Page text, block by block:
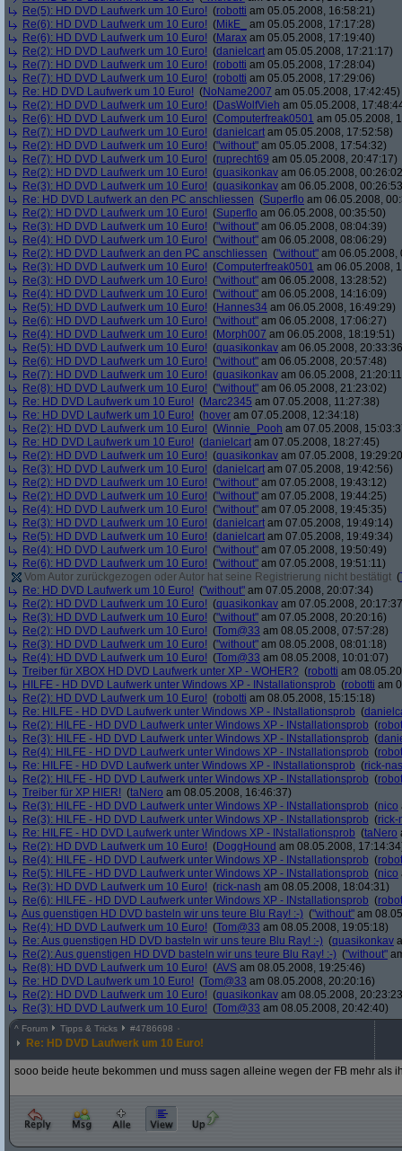
Re(5): HD DVD Laufwerk um 10 Euro! (robotti am 05.05.2008, 16:58:21)
Re(6): HD DVD Laufwerk um 10 Euro! (MikE_
am 05.05.2008, 17:17:28)
Re(6): HD DVD Laufwerk um 10 Euro! (Marax am 05.05.2008, 17:19:40)
Re(2): HD DVD Laufwerk um 10 Euro! (danielcart am 05.05.2008, 17:21:17)
Re(7): HD DVD Laufwerk um 10 Euro! (robotti am 05.05.2008, 17:28:04)
Re(7): HD DVD Laufwerk um 10 Euro! (robotti am 05.05.2008, 17:29:06)
Re: HD DVD Laufwerk um 10 Euro! (NoName2007 am 05.05.2008, 17:42:45)
Re(2): HD DVD Laufwerk um 10 Euro! (DasWolfVieh am 05.05.2008,
Re(6): HD DVD Laufwerk um 10 Euro! (Computerfreak0501 am 05.05.2008,
Re(7): HD DVD Laufwerk um 10 Euro! (danielcart am 05.05.2008, 17:52:58)
Re(2): HD DVD Laufwerk um 10 Euro! ("without" am 05.05.2008, 17:54:32)
Re(7): HD DVD Laufwerk um 10 Euro! (ruprecht69 am 05.05.2008, 20:47:17)
Re(2): HD DVD Laufwerk um 10 Euro! (quasikonkav am 06.05.2008,
Re(3): HD DVD Laufwerk um 10 Euro! (quasikonkav am 06.05.2008,
Re: HD DVD Laufwerk an den PC anschliessen (Superflo am 06.05.2008,
Re(2): HD DVD Laufwerk um 10 Euro! (Superflo am 06.05.2008, 00:35:50)
Re(3): HD DVD Laufwerk um 10 Euro! ("without" am 06.05.2008, 08:04:39)
Re(4): HD DVD Laufwerk um 10 Euro! ("without" am 06.05.2008, 08:06:29)
Re(2): HD DVD Laufwerk an den PC anschliessen ("without" am 06.05.2008,
Re(3): HD DVD Laufwerk um 10 Euro! (Computerfreak0501 am 06.05.2008,
Re(3): HD DVD Laufwerk um 10 Euro! ("without" am 06.05.2008, 13:28:52)
Re(4): HD DVD Laufwerk um 10 Euro! ("without" am 06.05.2008, 14:16:09)
Re(5): HD DVD Laufwerk um 10 Euro! (Hannes34 am 06.05.2008, 16:49:29)
Re(6): HD DVD Laufwerk um 10 Euro! ("without" am 06.05.2008, 17:06:27)
Re(4): HD DVD Laufwerk um 10 Euro! (Morph007 am 06.05.2008, 18:19:51)
Re(5): HD DVD Laufwerk um 10 Euro! (quasikonkav am 06.05.2008,
Re(6): HD DVD Laufwerk um 10 Euro! ("without" am 06.05.2008, 20:57:48)
Re(7): HD DVD Laufwerk um 10 Euro! (quasikonkav am 06.05.2008,
Re(8): HD DVD Laufwerk um 10 Euro! ("without" am 06.05.2008, 21:23:02)
Re: HD DVD Laufwerk um 10 Euro! (Marc2345 am 07.05.2008, 11:27:38)
Re: HD DVD Laufwerk um 10 Euro! (hover am 07.05.2008, 12:34:18)
Re(2): HD DVD Laufwerk um 10 Euro! (Winnie_Pooh am 07.05.2008,
Re: HD DVD Laufwerk um 10 Euro! (danielcart am 07.05.2008, 18:27:45)
Re(2): HD DVD Laufwerk um 10 Euro! (quasikonkav am 07.05.2008,
Re(3): HD DVD Laufwerk um 10 Euro! (danielcart am 07.05.2008, 19:42:56)
Re(2): HD DVD Laufwerk um 10 Euro! ("without" am 07.05.2008, 19:43:12)
Re(2): HD DVD Laufwerk um 10 Euro! ("without" am 07.05.2008, 19:44:25)
Re(4): HD DVD Laufwerk um 10 Euro! ("without" am 07.05.2008, 19:45:35)
Re(3): HD DVD Laufwerk um 10 Euro! (danielcart am 07.05.2008, 19:49:14)
Re(5): HD DVD Laufwerk um 10 Euro! (danielcart am 07.05.2008, 19:49:34)
Re(4): HD DVD Laufwerk um 10 Euro! ("without" am 07.05.2008, 19:50:49)
Re(6): HD DVD Laufwerk um 10 Euro! ("without" am 07.05.2008, 19:51:11)
Vom Autor zurückgezogen oder Autor hat seine Registrierung nicht bestätigt (
Re: HD DVD Laufwerk um 10 Euro! ("without" am 07.05.2008, 20:07:34)
Re(2): HD DVD Laufwerk um 10 Euro! (quasikonkav am 07.05.2008,
Re(3): HD DVD Laufwerk um 10 Euro! ("without" am 07.05.2008, 20:20:16)
Re(2): HD DVD Laufwerk um 10 Euro! (Tom@33 am 08.05.2008, 07:57:28)
Re(3): HD DVD Laufwerk um 10 Euro! ("without" am 08.05.2008, 08:01:18)
Re(4): HD DVD Laufwerk um 10 Euro! (Tom@33 am 08.05.2008, 10:01:07)
Treiber für XBOX HD DVD Laufwerk unter XP - WOHER? (robotti am
HILFE - HD DVD Laufwerk unter Windows XP - INstallationsprob (robotti am
Re(2): HD DVD Laufwerk um 10 Euro! (robotti am 08.05.2008, 15:15:18)
Re: HILFE - HD DVD Laufwerk unter Windows XP - INstallationsprob (
Re(2): HILFE - HD DVD Laufwerk unter Windows XP - INstallationsprob (
Re(3): HILFE - HD DVD Laufwerk unter Windows XP - INstallationsprob (
Re(4): HILFE - HD DVD Laufwerk unter Windows XP - INstallationsprob (
Re: HILFE - HD DVD Laufwerk unter Windows XP - INstallationsprob (rick-
Re(2): HILFE - HD DVD Laufwerk unter Windows XP - INstallationsprob (
Treiber für XP HIER! (taNero am 08.05.2008, 16:46:37)
Re(3): HILFE - HD DVD Laufwerk unter Windows XP - INstallationsprob (nico
Re(3): HILFE - HD DVD Laufwerk unter Windows XP - INstallationsprob (rick-
Re: HILFE - HD DVD Laufwerk unter Windows XP - INstallationsprob (taNero
Re(2): HD DVD Laufwerk um 10 Euro! (DoggHound am 08.05.2008,
Re(4): HILFE - HD DVD Laufwerk unter Windows XP - INstallationsprob (
Re(5): HILFE - HD DVD Laufwerk unter Windows XP - INstallationsprob (nico
Re(3): HD DVD Laufwerk um 10 Euro! (rick-nash am 08.05.2008, 18:04:31)
Re(6): HILFE - HD DVD Laufwerk unter Windows XP - INstallationsprob (
Aus guenstigen HD DVD basteln wir uns teure Blu Ray! :-) ("without" am
Re(4): HD DVD Laufwerk um 10 Euro! (Tom@33 am 08.05.2008, 19:05:18)
Re: Aus guenstigen HD DVD basteln wir uns teure Blu Ray! :-) (quasikonkav
Re(2): Aus guenstigen HD DVD basteln wir uns teure Blu Ray! :-) ("without"
Re(8): HD DVD Laufwerk um 10 Euro! (AVS am 08.05.2008, 19:25:46)
Re: HD DVD Laufwerk um 10 Euro! (Tom@33 am 08.05.2008, 20:20:16)
Re(2): HD DVD Laufwerk um 10 Euro! (quasikonkav am 08.05.2008,
Re(3): HD DVD Laufwerk um 10 Euro! (Tom@33 am 08.05.2008, 20:42:40)
^ Forum Tipps & Tricks #4786698
Re: HD DVD Laufwerk um 10 Euro!
sooo beide heute bekommen und muss sagen alleine wegen der FB mehr als